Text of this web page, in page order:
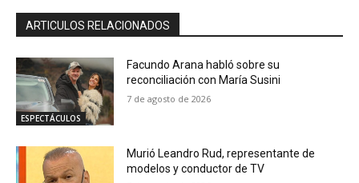
ARTICULOS RELACIONADOS
ESPECTÁCULOS
Facundo Arana habló sobre su
reconciliación con María Susini
7 de agosto de 2026
Murió Leandro Rud, representante de
modelos y conductor de TV